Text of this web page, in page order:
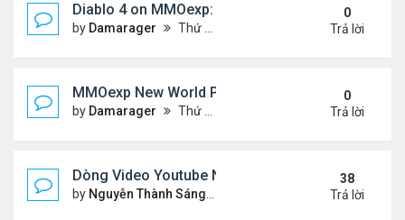
Diablo 4 on MMOexp: Will This New Feature Be
by Damarager Thứ 4 Tháng 11 27, 2024 12:51 am
0
Trả lời
MMOexp New World PC Update 1.1.0: What New
by Damarager Thứ 4 Tháng 11 27, 2024 12:50 am
0
Trả lời
Dòng Video Youtube Ngâm Nga Thơ & Đọc Thơ
by Nguyễn Thành Sáng Thứ 3 Tháng 9 10, 2024 7:17
38
Trả lời